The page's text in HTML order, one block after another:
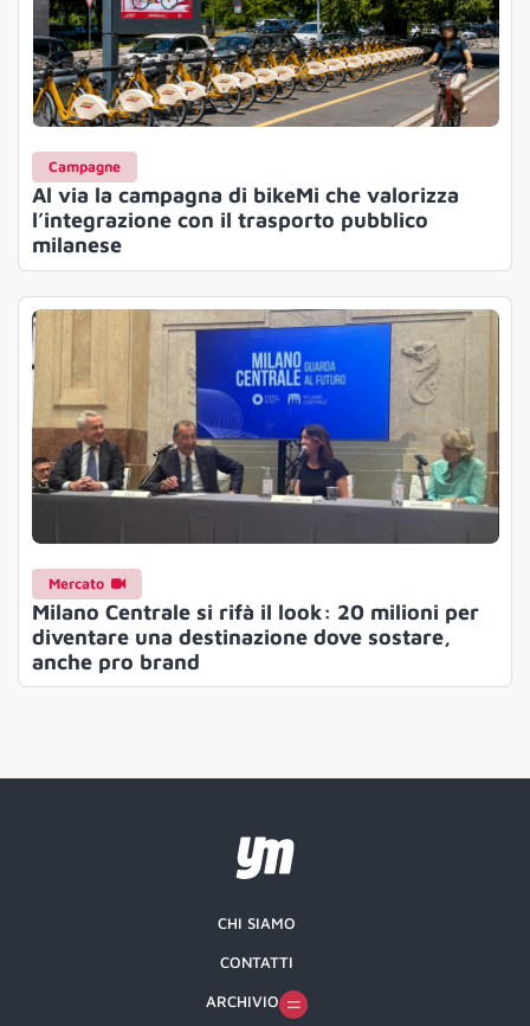
Campagne
Al via la campagna di bikeMi che valorizza
l’integrazione con il trasporto pubblico
milanese
Mercato
Milano Centrale si rifà il look: 20 milioni per
diventare una destinazione dove sostare,
anche pro brand
CHI SIAMO
CONTATTI
ARCHIVIO